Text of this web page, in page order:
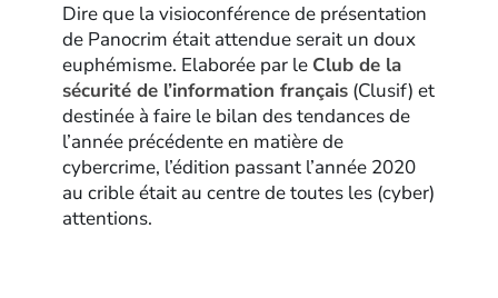
Dire que la visioconférence de présentation
de Panocrim était attendue serait un doux
euphémisme. Elaborée par le Club de la
sécurité de l’information français (Clusif) et
destinée à faire le bilan des tendances de
l’année précédente en matière de
cybercrime, l’édition passant l’année 2020
au crible était au centre de toutes les (cyber)
attentions.